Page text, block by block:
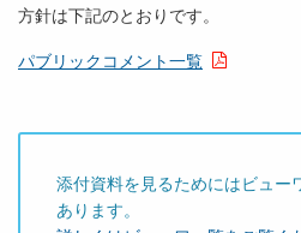
方針は下記のとおりです。
パブリックコメント一覧
添付資料を見るためにはビュー
あります。